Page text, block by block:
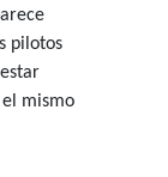
pilotos
mismo